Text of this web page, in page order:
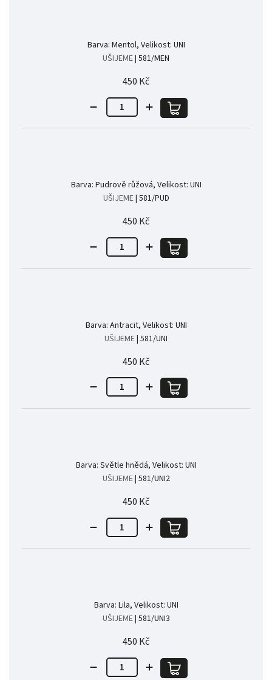
Barva: Mentol, Velikost: UNI
UŠIJEME| 581/MEN
450 Kč
Barva: Pudrově růžová, Velikost: UNI
UŠIJEME| 581/PUD
450 Kč
Barva: Antracit, Velikost: UNI
UŠIJEME| 581/UNI
450 Kč
Barva: Světle hnědá, Velikost: UNI
UŠIJEME| 581/UNI2
450 Kč
Barva: Lila, Velikost: UNI
UŠIJEME| 581/UNI3
450 Kč